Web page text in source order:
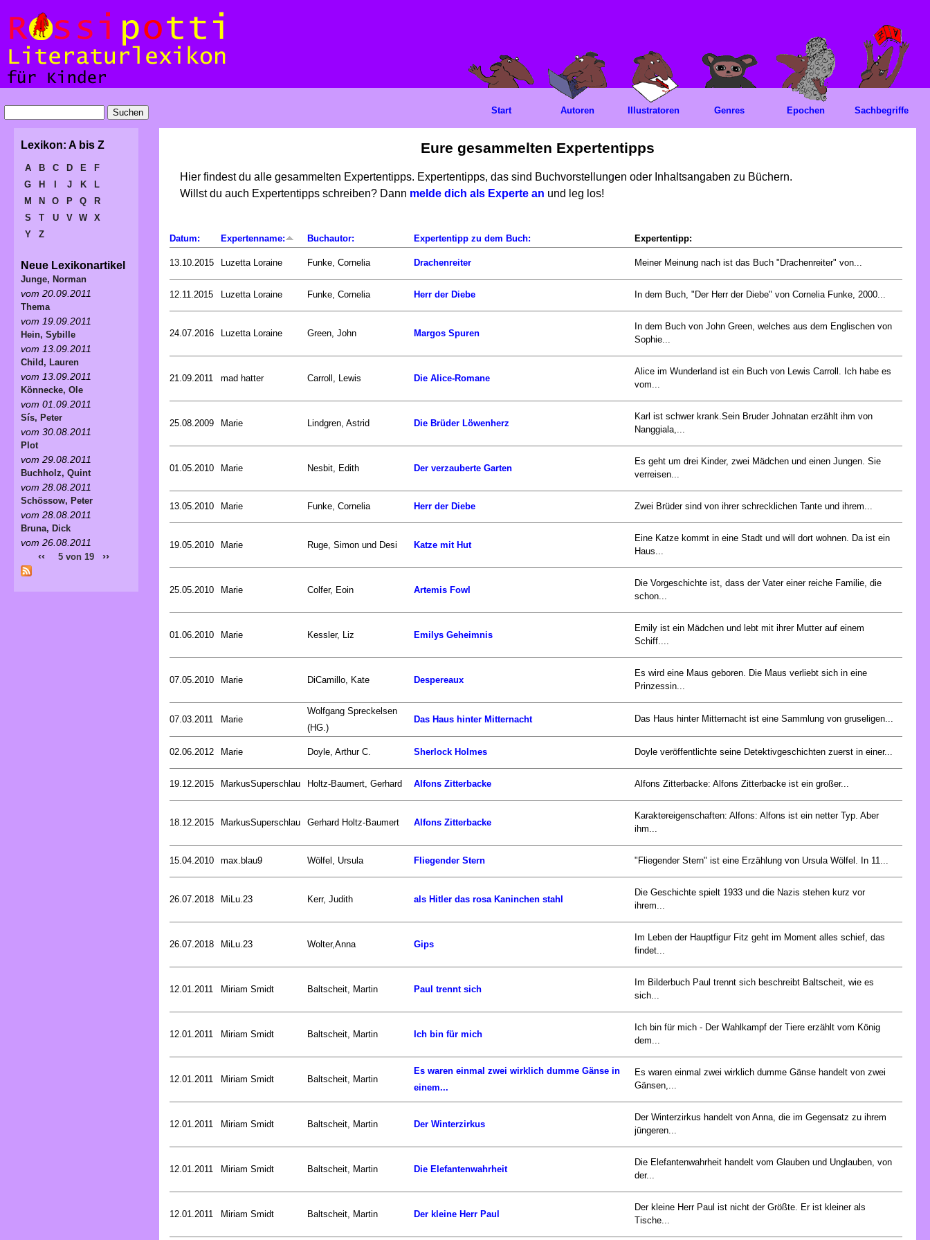
Eure gesammelten Expertentipps
Hier findest du alle gesammelten Expertentipps. Expertentipps, das sind Buchvorstellungen oder Inhaltsangaben zu Büchern.
Willst du auch Expertentipps schreiben? Dann melde dich als Experte an und leg los!
Datum: Expertenname: Buchautor: Expertentipp zu dem Buch: Expertentipp:
13.10.2015 Luzetta Loraine Funke, Cornelia Drachenreiter Meiner Meinung nach ist das Buch "Drachenreiter" von...
12.11.2015 Luzetta Loraine Funke, Cornelia Herr der Diebe In dem Buch, "Der Herr der Diebe" von Cornelia Funke, 2000...
24.07.2016 Luzetta Loraine Green, John Margos Spuren
In dem Buch von John Green, welches aus dem Englischen von
Sophie...
21.09.2011 mad hatter Carroll, Lewis Die Alice-Romane
Alice im Wunderland ist ein Buch von Lewis Carroll. Ich habe es
vom...
25.08.2009 Marie Lindgren, Astrid Die Brüder Löwenherz
Karl ist schwer krank.Sein Bruder Johnatan erzählt ihm von
Nanggiala,...
01.05.2010 Marie Nesbit, Edith Der verzauberte Garten
Es geht um drei Kinder, zwei Mädchen und einen Jungen. Sie
verreisen...
13.05.2010 Marie Funke, Cornelia Herr der Diebe Zwei Brüder sind von ihrer schrecklichen Tante und ihrem...
19.05.2010 Marie Ruge, Simon und Desi Katze mit Hut
Eine Katze kommt in eine Stadt und will dort wohnen. Da ist ein
Haus...
25.05.2010 Marie Colfer, Eoin Artemis Fowl
Die Vorgeschichte ist, dass der Vater einer reiche Familie, die
schon...
01.06.2010 Marie Kessler, Liz Emilys Geheimnis
Emily ist ein Mädchen und lebt mit ihrer Mutter auf einem
Schiff....
07.05.2010 Marie DiCamillo, Kate Despereaux
Es wird eine Maus geboren. Die Maus verliebt sich in eine
Prinzessin...
07.03.2011 Marie
Wolfgang Spreckelsen
(HG.)
Das Haus hinter Mitternacht Das Haus hinter Mitternacht ist eine Sammlung von gruseligen...
02.06.2012 Marie Doyle, Arthur C. Sherlock Holmes Doyle veröffentlichte seine Detektivgeschichten zuerst in einer...
19.12.2015 MarkusSuperschlau Holtz-Baumert, Gerhard Alfons Zitterbacke Alfons Zitterbacke: Alfons Zitterbacke ist ein großer...
18.12.2015 MarkusSuperschlau Gerhard Holtz-Baumert Alfons Zitterbacke
Karaktereigenschaften: Alfons: Alfons ist ein netter Typ. Aber
ihm...
15.04.2010 max.blau9 Wölfel, Ursula Fliegender Stern "Fliegender Stern" ist eine Erzählung von Ursula Wölfel. In 11...
26.07.2018 MiLu.23 Kerr, Judith als Hitler das rosa Kaninchen stahl
Die Geschichte spielt 1933 und die Nazis stehen kurz vor
ihrem...
26.07.2018 MiLu.23 Wolter,Anna Gips
Im Leben der Hauptfigur Fitz geht im Moment alles schief, das
findet...
12.01.2011 Miriam Smidt Baltscheit, Martin Paul trennt sich
Im Bilderbuch Paul trennt sich beschreibt Baltscheit, wie es
sich...
12.01.2011 Miriam Smidt Baltscheit, Martin Ich bin für mich
Ich bin für mich - Der Wahlkampf der Tiere erzählt vom König
dem...
12.01.2011 Miriam Smidt Baltscheit, Martin
Es waren einmal zwei wirklich dumme Gänse in
einem...
Es waren einmal zwei wirklich dumme Gänse handelt von zwei
Gänsen,...
12.01.2011 Miriam Smidt Baltscheit, Martin Der Winterzirkus
Der Winterzirkus handelt von Anna, die im Gegensatz zu ihrem
jüngeren...
12.01.2011 Miriam Smidt Baltscheit, Martin Die Elefantenwahrheit
Die Elefantenwahrheit handelt vom Glauben und Unglauben, von
der...
12.01.2011 Miriam Smidt Baltscheit, Martin Der kleine Herr Paul
Der kleine Herr Paul ist nicht der Größte. Er ist kleiner als
Tische...
Start Autoren Illustratoren Genres Epochen Sachbegriffe
Lexikon: A bis Z
A B C D E
F
G
H J K
L
M
N O P Q
R
S
T U V W
X
Y
Z
Neue Lexikonartikel
Junge, Norman
vom 20.09.2011
Thema
vom 19.09.2011
Hein, Sybille
vom 13.09.2011
Child, Lauren
vom 13.09.2011
Könnecke, Ole
vom 01.09.2011
Sís, Peter
vom 30.08.2011
Plot
vom 29.08.2011
Buchholz, Quint
vom 28.08.2011
Schössow, Peter
vom 28.08.2011
Bruna, Dick
vom 26.08.2011
‹‹ 5 von 19 ››